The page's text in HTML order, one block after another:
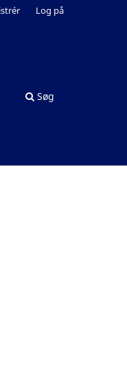
Søg
Log på